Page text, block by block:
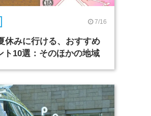
7/16
休みに行ける、おすすめ
ト10選：そのほかの地域